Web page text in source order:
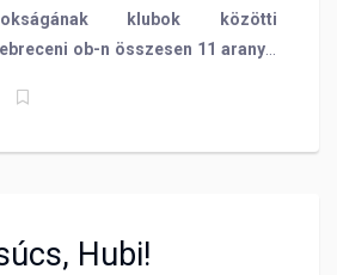
klubok közötti
ob-n összesen 11 arany-,
Hubi!